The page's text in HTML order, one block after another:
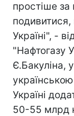
простіше за
подивитися,
Україні", -
"Нафтогазу
Є.Бакуліна,
Україні
50-55 млрд